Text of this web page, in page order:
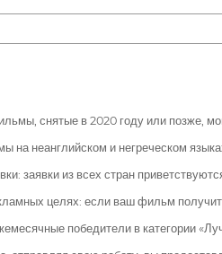
снятые в 2020 году или позже,
на неанглийском и негреческом
заявки из всех стран
целях: если ваш фильм
победители в категории